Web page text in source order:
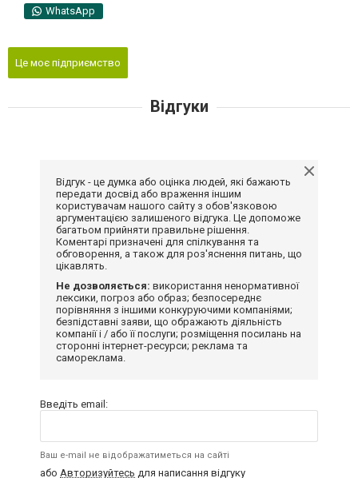
WhatsApp
Це моє підприємство
Відгуки
Відгук - це думка або оцінка людей, які бажають
передати досвід або враження іншим
користувачам нашого сайту з обов'язковою
аргументацією залишеного відгука. Це допоможе
багатьом прийняти правильне рішення.
Коментарі призначені для спілкування та
обговорення, а також для роз'яснення питань, що
цікавлять.
Не дозволяється: використання ненормативної
лексики, погроз або образ; безпосереднє
порівняння з іншими конкуруючими компаніями;
безпідставні заяви, що ображають діяльність
компанії і / або її послуги; розміщення посилань на
сторонні інтернет-ресурси; реклама та
самореклама.
Введіть email:
Ваш e-mail не відображатиметься на сайті
або Авторизуйтесь для написання відгуку